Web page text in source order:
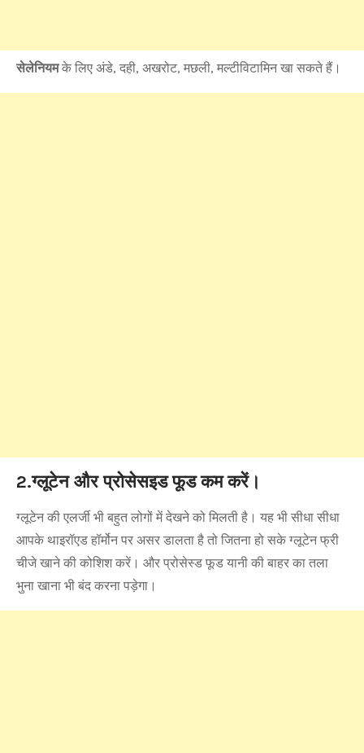
सेलेनियमके लिए अंडे, दही, अखरोट, मछली, मल्टीविटामिन खा सकते हैं।
2.ग्लूटेन और प्रोसेसइड फूड कम करें।
ग्लूटेन की एलर्जी भी बहुत लोगों में देखने को मिलती है। यह भी सीधा सीधा
आपके थाइरॉएड हॉर्मोन पर असर डालता है तो जितना हो सके ग्लूटेन फ्री
चीजे खाने की कोशिश करें। और प्रोसेस्ड फूड यानी की बाहर का तला
भुना खाना भी बंद करना पड़ेगा।